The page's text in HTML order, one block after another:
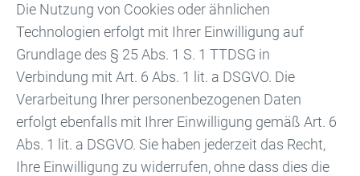
Die Nutzung von Cookies oder ähnlichen
Technologien erfolgt mit Ihrer Einwilligung auf
Grundlage des § 25 Abs. 1 S. 1 TTDSG in
Verbindung mit Art. 6 Abs. 1 lit. a DSGVO. Die
Verarbeitung Ihrer personenbezogenen Daten
erfolgt ebenfalls mit Ihrer Einwilligung gemäß Art. 6
Abs. 1 lit. a DSGVO. Sie haben jederzeit das Recht,
Ihre Einwilligung zu widerrufen, ohne dass dies die